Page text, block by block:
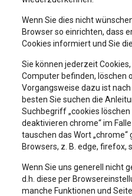
Wenn Sie dies nicht
Browser so einrichten, dass
Cookies informiert und Sie
Sie können jederzeit
Computer befinden, löschen
Vorgangsweise dazu ist
besten Sie suchen die
Suchbegriff „cookies löschen
deaktivieren chrome“ im
tauschen das Wort „chrome“
Browsers, z. B. edge, firefox,
Wenn Sie uns generell nicht
d.h. diese per
manche Funktionen und